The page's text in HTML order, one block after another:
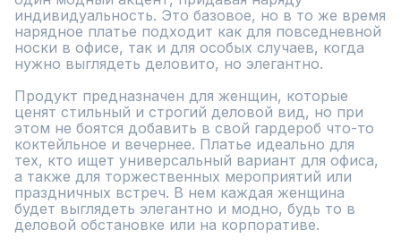
индивидуальность. Это базовое, но в то же время
нарядное платье подходит как для повседневной
носки в офисе, так и для особых случаев, когда
нужно выглядеть деловито, но элегантно.
Продукт предназначен для женщин, которые
ценят стильный и строгий деловой вид, но при
этом не боятся добавить в свой гардероб что-то
коктейльное и вечернее. Платье идеально для
тех, кто ищет универсальный вариант для офиса,
а также для торжественных мероприятий или
праздничных встреч. В нем каждая женщина
будет выглядеть элегантно и модно, будь то в
деловой обстановке или на корпоративе.